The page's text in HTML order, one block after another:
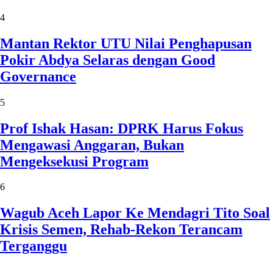
4
Mantan Rektor UTU Nilai Penghapusan
Pokir Abdya Selaras dengan Good
Governance
5
Prof Ishak Hasan: DPRK Harus Fokus
Mengawasi Anggaran, Bukan
Mengeksekusi Program
6
Wagub Aceh Lapor Ke Mendagri Tito Soal
Krisis Semen, Rehab-Rekon Terancam
Terganggu